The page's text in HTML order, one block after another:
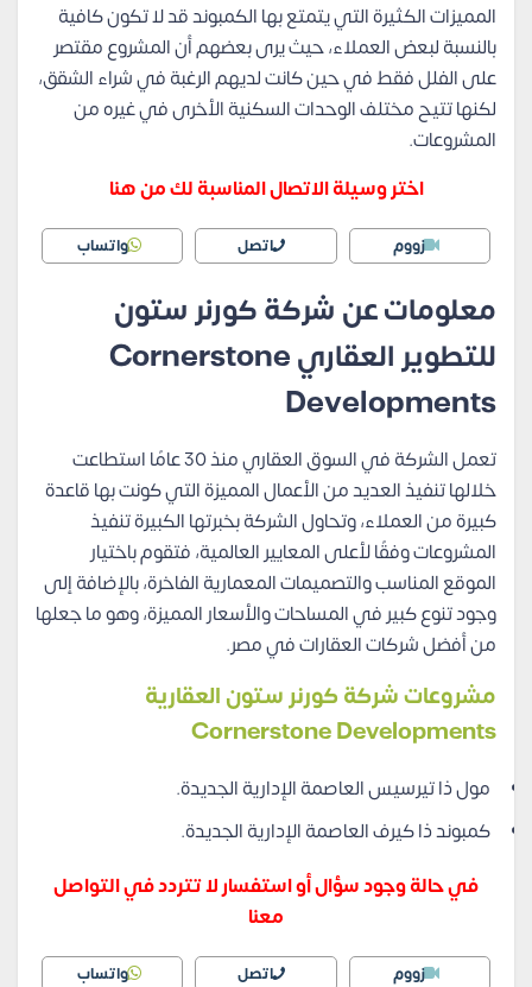
المميزات الكثيرة التي يتمتع بها الكمبوند قد لا تكون كافية
بالنسبة لبعض العملاء، حيث يرى بعضهم أن المشروع مقتصر
على الفلل فقط في حين كانت لديهم الرغبة في شراء الشقق،
لكنها تتيح مختلف الوحدات السكنية الأخرى في غيره من
المشروعات.
اختر وسيلة الاتصال المناسبة لك من هنا
زووم اتصل واتساب
معلومات عن شركة كورنر ستون
للتطوير العقاري Cornerstone
Developments
تعمل الشركة في السوق العقاري منذ 30 عامًا استطاعت
خلالها تنفيذ العديد من الأعمال المميزة التي كونت بها قاعدة
كبيرة من العملاء، وتحاول الشركة بخبرتها الكبيرة تنفيذ
المشروعات وفقًا لأعلى المعايير العالمية، فتقوم باختيار
الموقع المناسب والتصميمات المعمارية الفاخرة، بالإضافة إلى
وجود تنوع كبير في المساحات والأسعار المميزة، وهو ما جعلها
من أفضل شركات العقارات في مصر.
مشروعات شركة كورنر ستون العقارية
Cornerstone Developments
مول ذا تيرسيس العاصمة الإدارية الجديدة.
كمبوند ذا كيرف العاصمة الإدارية الجديدة.
في حالة وجود سؤال أو استفسار لا تتردد في التواصل
معنا
زووم اتصل واتساب